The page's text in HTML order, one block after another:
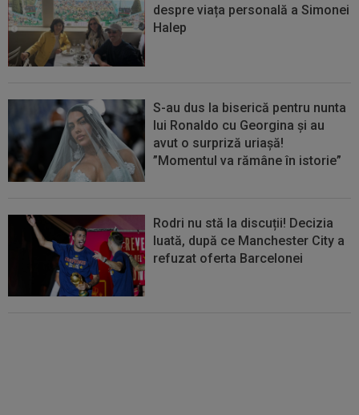
despre viața personală a Simonei
Halep
S-au dus la biserică pentru nunta
lui Ronaldo cu Georgina și au
avut o surpriză uriașă!
”Momentul va rămâne în istorie”
Rodri nu stă la discuții! Decizia
luată, după ce Manchester City a
refuzat oferta Barcelonei